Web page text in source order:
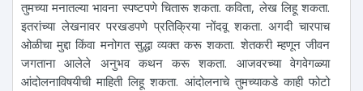
तुमच्या मनातल्या भावना स्पष्टपणे चितारू शकता. कविता, लेख लिहू शकता.
इतरांच्या लेखनावर परखडपणे प्रतिक्रिया नोंदवू शकता. अगदी चारपाच
ओळीचा मुद्दा किंवा मनोगत सुद्धा व्यक्त करू शकता. शेतकरी म्हणून जीवन
जगताना आलेले अनुभव कथन करू शकता. आजवरच्या वेगवेगळ्या
आंदोलनाविषयीची माहिती लिहू शकता. आंदोलनाचे तुमच्याकडे काही फोटो